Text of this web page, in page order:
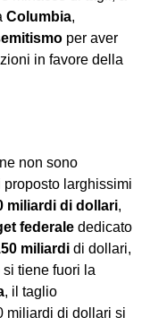
Columbia,
per aver
in favore della
non sono
larghissimi
miliardi di dollari,
federale dedicato
miliardi di dollari,
tiene fuori la
, il taglio
miliardi di dollari si